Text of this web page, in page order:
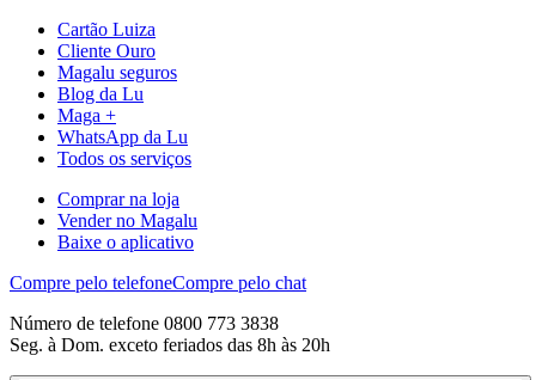
Cartão Luiza
Cliente Ouro
Magalu seguros
Blog da Lu
Maga +
WhatsApp da Lu
Todos os serviços
Comprar na loja
Vender no Magalu
Baixe o aplicativo
Compre pelo telefoneCompre pelo chat
Número de telefone 0800 773 3838
Seg. à Dom. exceto feriados das 8h às 20h